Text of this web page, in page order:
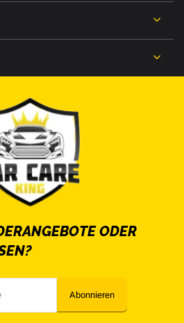
ODER
Abonnieren